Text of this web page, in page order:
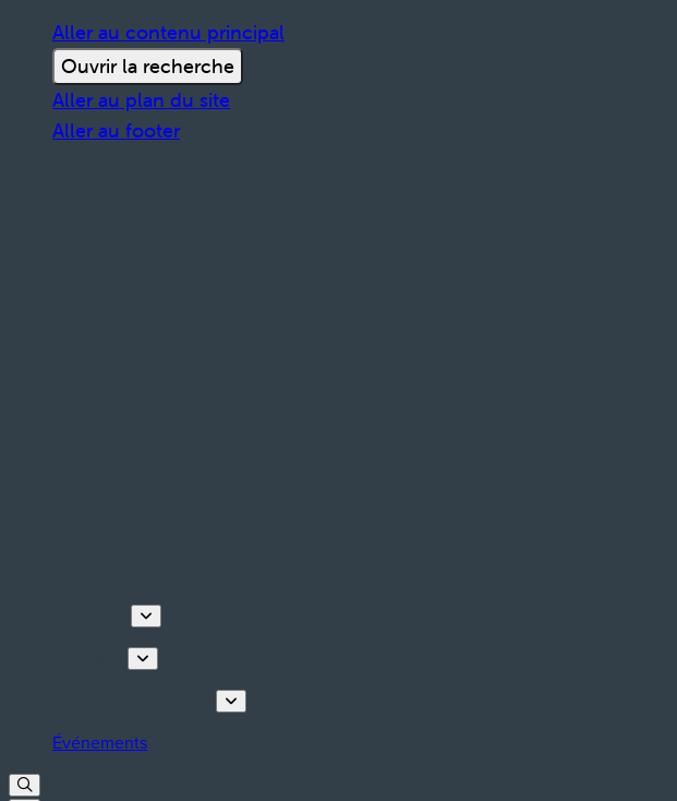
Aller au contenu principal
Ouvrir la recherche
Aller au plan du site
Aller au footer
Événements